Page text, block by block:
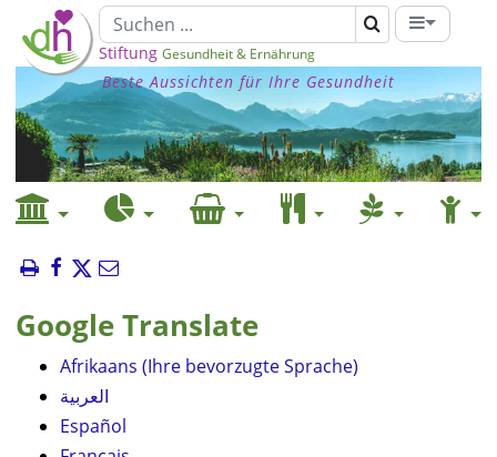
Stiftung Gesundheit & Ernährung
Beste Aussichten für Ihre Gesundheit
Google Translate
Afrikaans (Ihre bevorzugte Sprache)
العربية
Español